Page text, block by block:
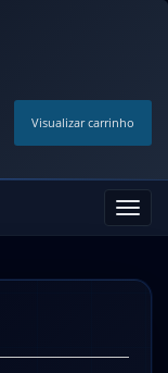
Visualizar carrinho